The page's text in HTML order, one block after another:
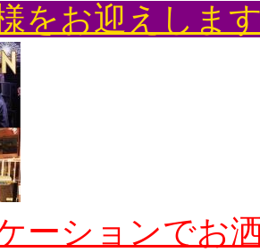
をお迎えしま
ーションでお